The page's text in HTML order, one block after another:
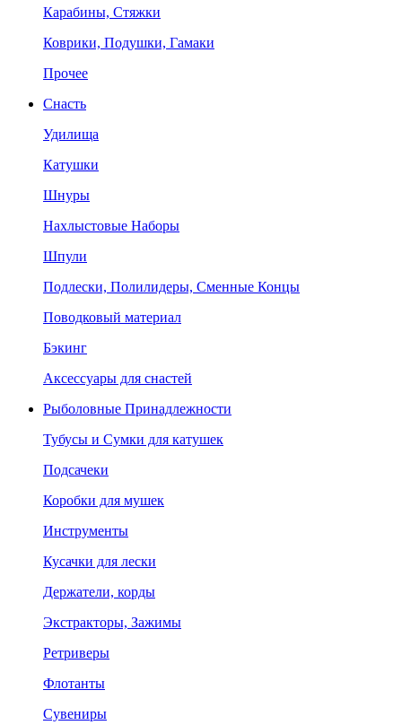
Карабины, Стяжки
Коврики, Подушки, Гамаки
Прочее
Снасть
Удилища
Катушки
Шнуры
Нахлыстовые Наборы
Шпули
Подлески, Полилидеры, Сменные Концы
Поводковый материал
Бэкинг
Аксессуары для снастей
Рыболовные Принадлежности
Тубусы и Сумки для катушек
Подсачеки
Коробки для мушек
Инструменты
Кусачки для лески
Держатели, корды
Экстракторы, Зажимы
Ретриверы
Флотанты
Сувениры